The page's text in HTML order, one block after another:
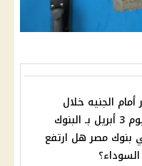
أمام الجنيه خلال
منتصف تعاملات اليوم 3 أبريل بـ البنوك
مصر هل ارتفع